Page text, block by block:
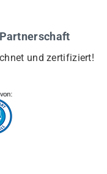
und zertifiziert!